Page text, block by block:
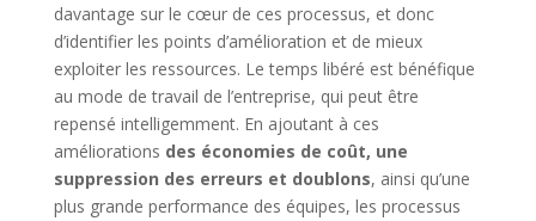
davantage sur le cœur de ces processus, et donc
d’identifier les points d’amélioration et de mieux
exploiter les ressources. Le temps libéré est bénéfique
au mode de travail de l’entreprise, qui peut être
repensé intelligemment. En ajoutant à ces
améliorations des économies de coût, une
suppression des erreurs et doublons, ainsi qu’une
plus grande performance des équipes, les processus